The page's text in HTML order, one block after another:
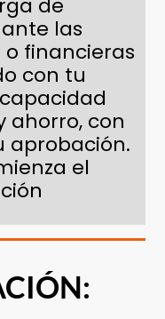
de
las
financieras
con tu
ahorro, con
aprobación.
el